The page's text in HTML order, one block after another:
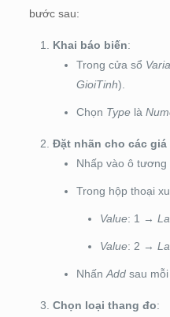
bước sau:
Khai báo biến:
Trong cửa sổ
GioiTinh).
Chọn Typelà
Đặt nhãn cho các giá
Nhấp vào ô
Trong hộp thoại
Value: 1 →
Value: 2 →
Nhấn Addsau mỗi
Chọn loại thang đo: